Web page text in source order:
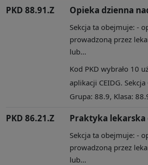
PKD 88.91.Z Opieka dzienna
Sekcja ta obejmuje: -
prowadzoną przez
lub...
Kod PKD wybrało 10
aplikacji CEIDG. Sekcja
Grupa: 88.9, Klasa:
PKD 86.21.Z Praktyka lekarska
Sekcja ta obejmuje: -
prowadzoną przez
lub...